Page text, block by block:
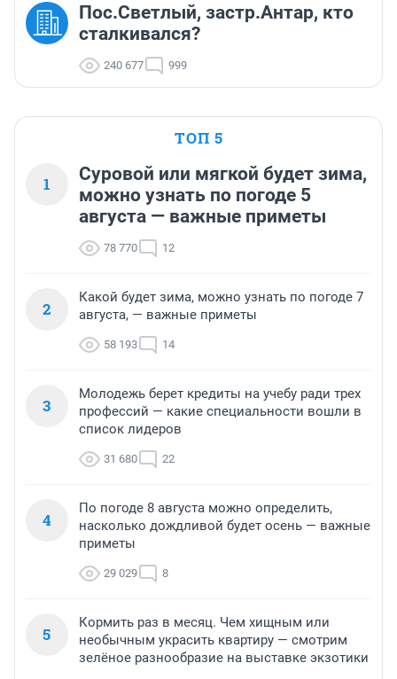
Пос.Светлый, застр.Антар, кто
сталкивался?
240 677 999
ТОП 5
1
Суровой или мягкой будет зима,
можно узнать по погоде 5
августа — важные приметы
78 770 12
2
Какой будет зима, можно узнать по погоде 7
августа, — важные приметы
58 193 14
3
Молодежь берет кредиты на учебу ради трех
профессий — какие специальности вошли в
список лидеров
31 680 22
4
По погоде 8 августа можно определить,
насколько дождливой будет осень — важные
приметы
29 029 8
5
Кормить раз в месяц. Чем хищным или
необычным украсить квартиру — смотрим
зелёное разнообразие на выставке экзотики